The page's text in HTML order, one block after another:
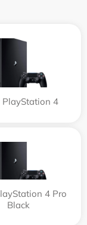
PlayStation 4
4 Pro
Black